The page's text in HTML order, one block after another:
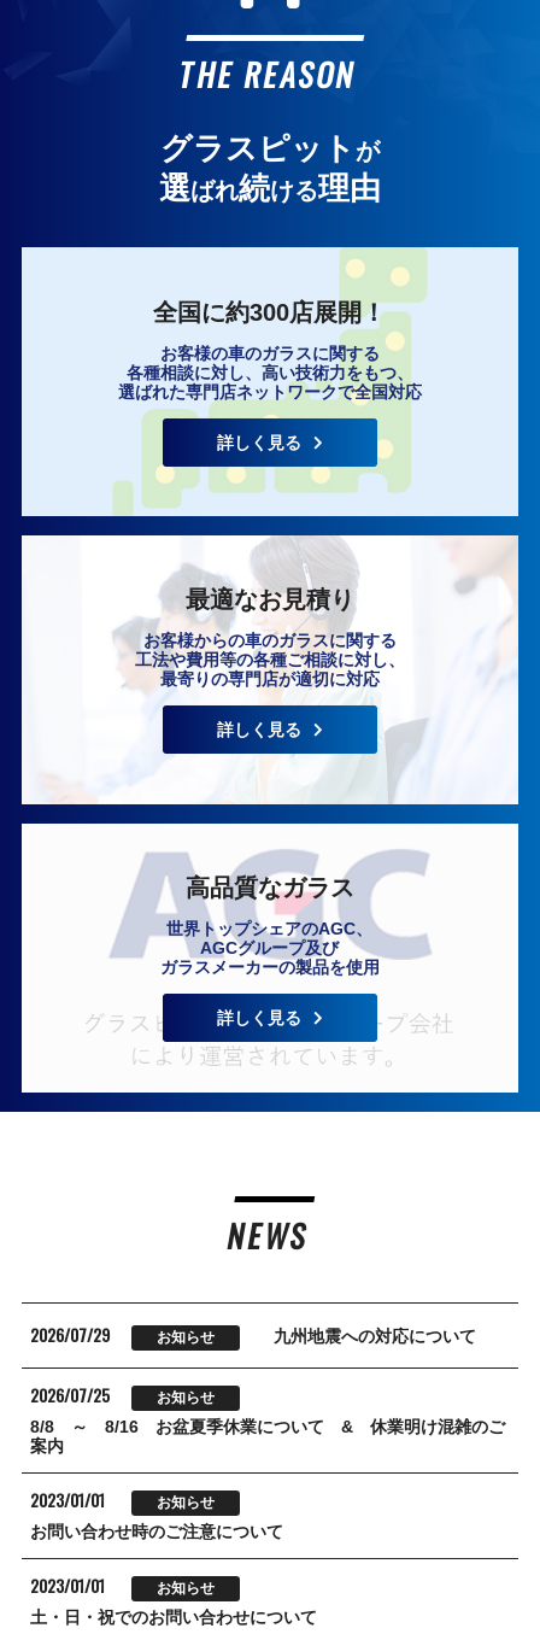
いますぐ無料相談
THE REASON
グラスピット が
選ばれ続ける理由
全国に約300店展開！
お客様の車のガラスに関する
各種相談に対し、高い技術力をもつ、
選ばれた専門店ネットワークで全国対応
詳しく見る
最適なお見積り
お客様からの車のガラスに関する
工法や費用等の各種ご相談に対し、
最寄りの専門店が適切に対応
詳しく見る
高品質なガラス
世界トップシェアのAGC、
AGCグループ及び
ガラスメーカーの製品を使用
詳しく見る
NEWS
2026/07/29 お知らせ 九州地震への対応について
2026/07/25 お知らせ
8/8 ～ 8/16 お盆夏季休業について & 休業明け混雑のご
案内
2023/01/01 お知らせ
お問い合わせ時のご注意について
2023/01/01 お知らせ
土・日・祝でのお問い合わせについて